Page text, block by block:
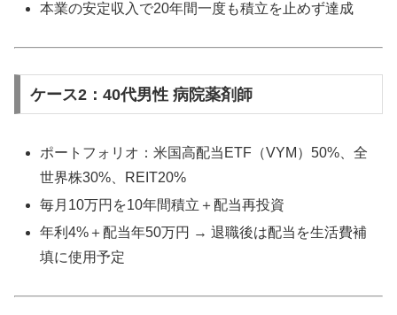
本業の安定収入で20年間一度も積立を止めず達成
ケース2：40代男性 病院薬剤師
ポートフォリオ：米国高配当ETF（VYM）50%、全
世界株30%、REIT20%
毎月10万円を10年間積立＋配当再投資
年利4%＋配当年50万円 → 退職後は配当を生活費補
填に使用予定